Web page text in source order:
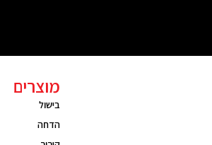
מוצרים
בישול
הדחה